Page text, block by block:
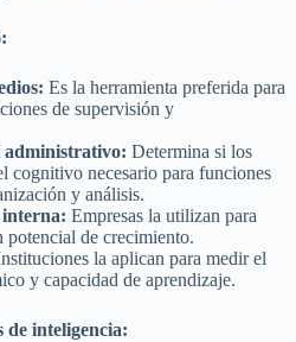
Es la herramienta preferida para
de supervisión y
administrativo: Determina si los
cognitivo necesario para funciones
y análisis.
interna: Empresas la utilizan para
potencial de crecimiento.
la aplican para medir el
y capacidad de aprendizaje.
de inteligencia: